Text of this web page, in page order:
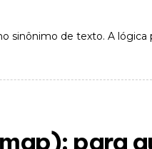
sinônimo de texto. A lógica
para